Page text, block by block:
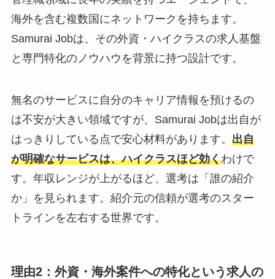
海外を含む複数国にネットワークを持ちます。
Samurai Jobは、その外資・ハイクラスの求人基盤
と専門特化のノウハウを背景に持つ設計です。
無名のサービスに自分のキャリア情報を預けるの
は不安が大きい領域ですが、Samurai Jobは出自が
はっきりしている点で安心材料があります。 出自
が明確なサービスは、ハイクラスほど効くわけで
す。年収レンジが上がるほど、選考は「誰の紹介
か」を見られます。紹介元の信頼が選考のスター
トラインを左右する世界です。
理由2：外資・海外案件への特化という求人の